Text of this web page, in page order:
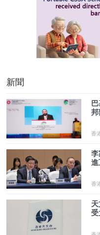
新聞
邦
香
李
進
香